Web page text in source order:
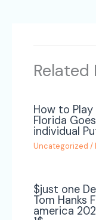
Related
How to
Florida
individual
Uncategorized /
$just one
Tom Hanks
america